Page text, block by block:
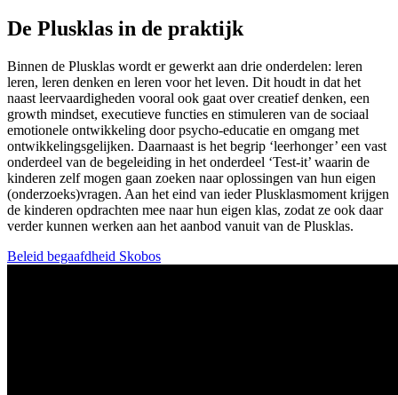
De Plusklas in de praktijk
Binnen de Plusklas wordt er gewerkt aan drie onderdelen: leren
leren, leren denken en leren voor het leven. Dit houdt in dat het
naast leervaardigheden vooral ook gaat over creatief denken, een
growth mindset, executieve functies en stimuleren van de sociaal
emotionele ontwikkeling door psycho-educatie en omgang met
ontwikkelingsgelijken. Daarnaast is het begrip ‘leerhonger’ een vast
onderdeel van de begeleiding in het onderdeel ‘Test-it’ waarin de
kinderen zelf mogen gaan zoeken naar oplossingen van hun eigen
(onderzoeks)vragen. Aan het eind van ieder Plusklasmoment krijgen
de kinderen opdrachten mee naar hun eigen klas, zodat ze ook daar
verder kunnen werken aan het aanbod vanuit van de Plusklas.
Beleid begaafdheid Skobos